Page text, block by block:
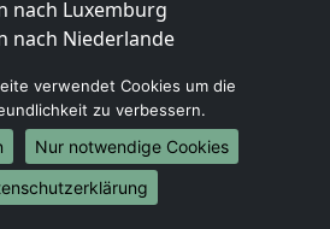
nach Luxemburg
nach Niederlande
nach Berlin
nach Hamburg
nach München
verwendet Cookies um die
zu verbessern.
Nur notwendige Cookies